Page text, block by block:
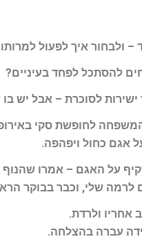
ולבחור איך לפעול למרותו
להסתכל לפחד בעיניים?
לסוכרת – אבל יש
לחופשת סקי
אגם כחול ויפהפה.
על האגם – אמרו שהנוף
שלי, וכבר בבוקר
אחריו ולרדת.
עברה בהצלחה.